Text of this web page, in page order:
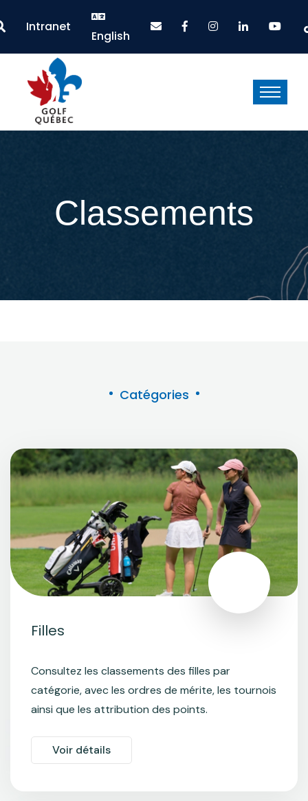
Intranet
English
Classements
Catégories
Filles
Consultez les classements des filles par
catégorie, avec les ordres de mérite, les tournois
ainsi que les attribution des points.
Voir détails